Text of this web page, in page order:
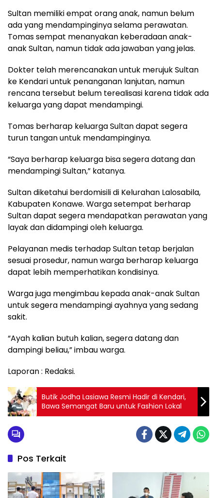
Sultan memiliki empat orang anak, namun belum
ada yang mendampinginya selama perawatan.
Tomas sempat menanyakan keberadaan anak-
anak Sultan, namun tidak ada jawaban yang jelas.
Dokter telah merencanakan untuk merujuk Sultan
ke Kendari untuk penanganan lanjutan, namun
rencana tersebut belum terealisasi karena tidak ada
keluarga yang dapat mendampingi.
Tomas berharap keluarga Sultan dapat segera
turun tangan untuk mendampinginya.
“Saya berharap keluarga bisa segera datang dan
mendampingi Sultan,” katanya.
Sultan diketahui berdomisili di Kelurahan Lalosabila,
Kabupaten Konawe. Warga setempat berharap
Sultan dapat segera mendapatkan perawatan yang
layak dan didampingi oleh keluarga.
Pelayanan medis terhadap Sultan tetap berjalan
sesuai prosedur, namun warga berharap keluarga
dapat lebih memperhatikan kondisinya.
Warga juga mengimbau kepada anak-anak Sultan
untuk segera mendampingi ayahnya yang sedang
sakit.
“Ayah kalian butuh kalian, segera datang dan
dampingi beliau,” imbau warga.
Laporan : Redaksi.
Butik Jodha Lasiawa Resmi Hadir di Kendari,
Bawa Semangat Baru untuk Fashion Lokal
Pos Terkait